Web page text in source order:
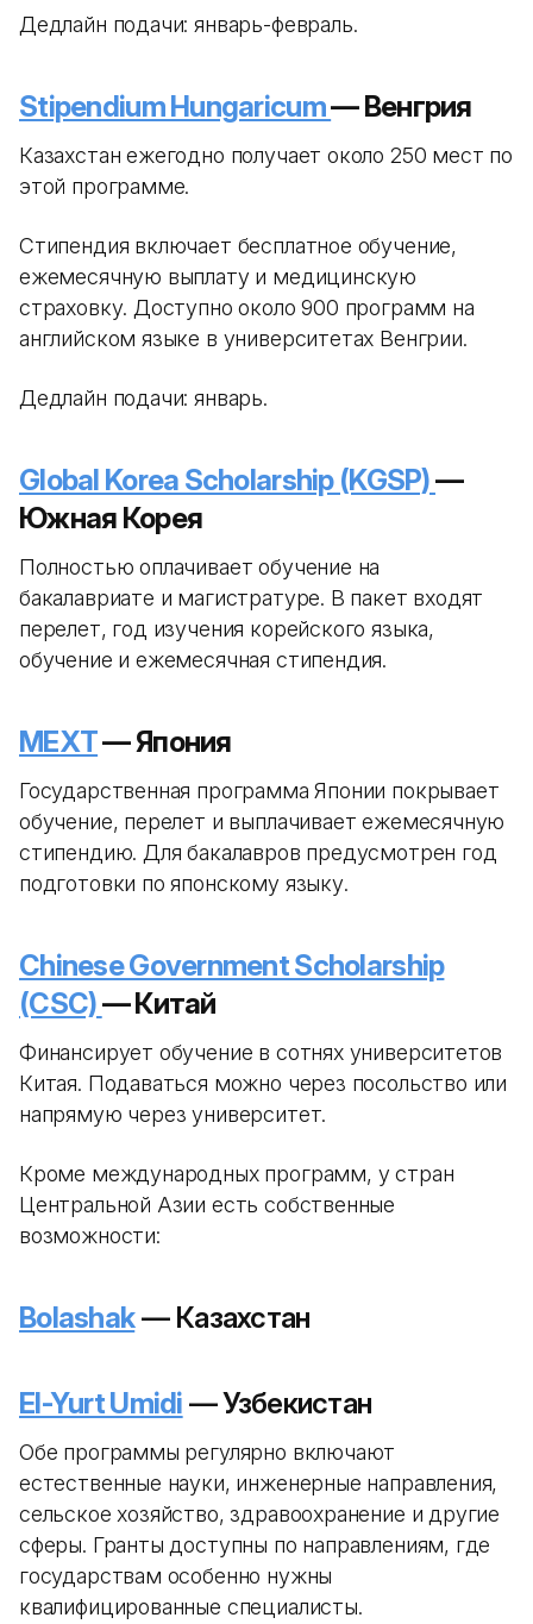
Дедлайн подачи: январь-февраль.
Stipendium Hungaricum— Венгрия
Казахстан ежегодно получает около 250 мест по
этой программе.
Стипендия включает бесплатное обучение,
ежемесячную выплату и медицинскую
страховку. Доступно около 900 программ на
английском языке в университетах Венгрии.
Дедлайн подачи: январь.
Global Korea Scholarship (KGSP)—
Южная Корея
Полностью оплачивает обучение на
бакалавриате и магистратуре. В пакет входят
перелет, год изучения корейского языка,
обучение и ежемесячная стипендия.
MEXT— Япония
Государственная программа Японии покрывает
обучение, перелет и выплачивает ежемесячную
стипендию. Для бакалавров предусмотрен год
подготовки по японскому языку.
Chinese Government Scholarship
(CSC)— Китай
Финансирует обучение в сотнях университетов
Китая. Подаваться можно через посольство или
напрямую через университет.
Кроме международных программ, у стран
Центральной Азии есть собственные
возможности:
Bolashak— Казахстан
El-Yurt Umidi — Узбекистан
Обе программы регулярно включают
естественные науки, инженерные направления,
сельское хозяйство, здравоохранение и другие
сферы. Гранты доступны по направлениям, где
государствам особенно нужны
квалифицированные специалисты.